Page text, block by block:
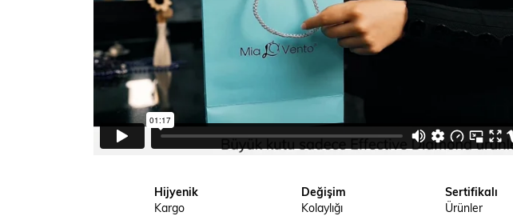
Hijyenik
Kargo
Değişim
Kolaylığı
Sertifikalı
Ürünler